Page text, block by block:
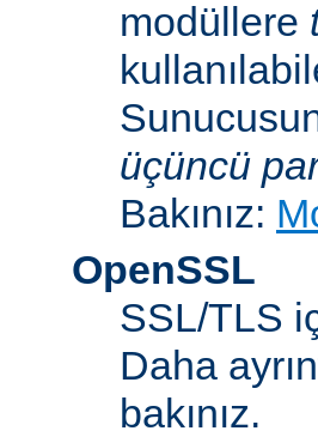
modüllere
üçüncü
Bakınız:
OpenSSL
SSL/TLS
Daha
bakınız.